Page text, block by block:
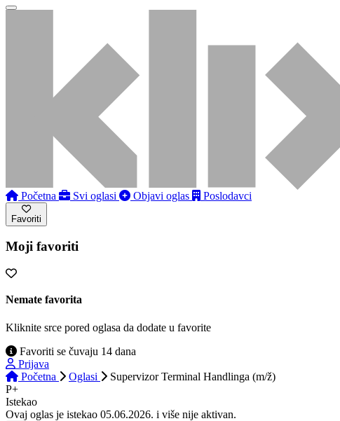
Početna Svi oglasi Objavi oglas Poslodavci
Favoriti
Moji favoriti
Nemate favorita
Kliknite srce pored oglasa da dodate u favorite
Favoriti se čuvaju 14 dana
Prijava
Početna
Oglasi
Supervizor Terminal Handlinga (m/ž)
P+
Istekao
Ovaj oglas je istekao 05.06.2026. i više nije aktivan.